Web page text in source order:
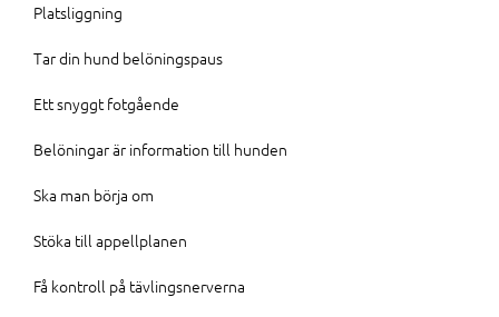
Platsliggning
Tar din hund belöningspaus
Ett snyggt fotgående
Belöningar är information till hunden
Ska man börja om
Stöka till appellplanen
Få kontroll på tävlingsnerverna